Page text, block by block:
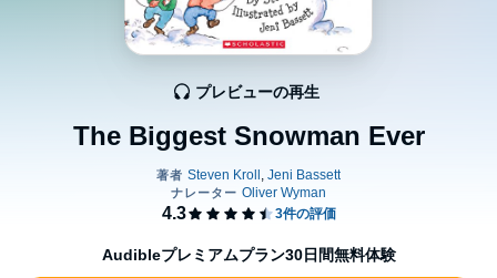
The Biggest Snowman Ever
プレビューの再生
Audibleプレミアムプラン30日間無料体験